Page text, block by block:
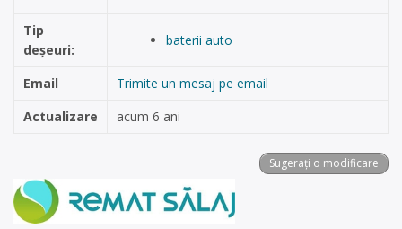
Tip
deșeuri:
baterii auto
Email
Trimite un mesaj pe email
Actualizare
acum 6 ani
Sugerați o modificare